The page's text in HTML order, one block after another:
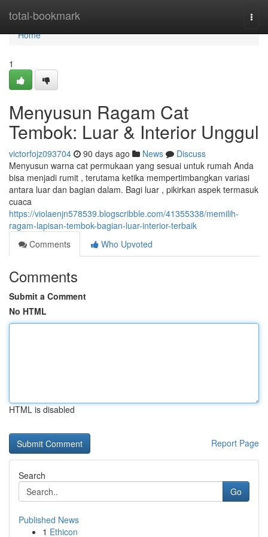
total-bookmark
Home
Home
1
Menyusun Ragam Cat
Tembok: Luar & Interior Unggul
victorfojz093704 90 days ago News
Discuss
Menyusun warna cat permukaan yang sesuai untuk rumah Anda
bisa menjadi rumit , terutama ketika mempertimbangkan variasi
antara luar dan bagian dalam. Bagi luar , pikirkan aspek termasuk
cuaca
https://violaenjn578539.blogscribble.com/41355338/memilih-
ragam-lapisan-tembok-bagian-luar-interior-terbaik
Comments
Who Upvoted
Comments
Submit a Comment
No HTML
HTML is disabled
Report Page
Search
Go
Published News
1 Ethicon